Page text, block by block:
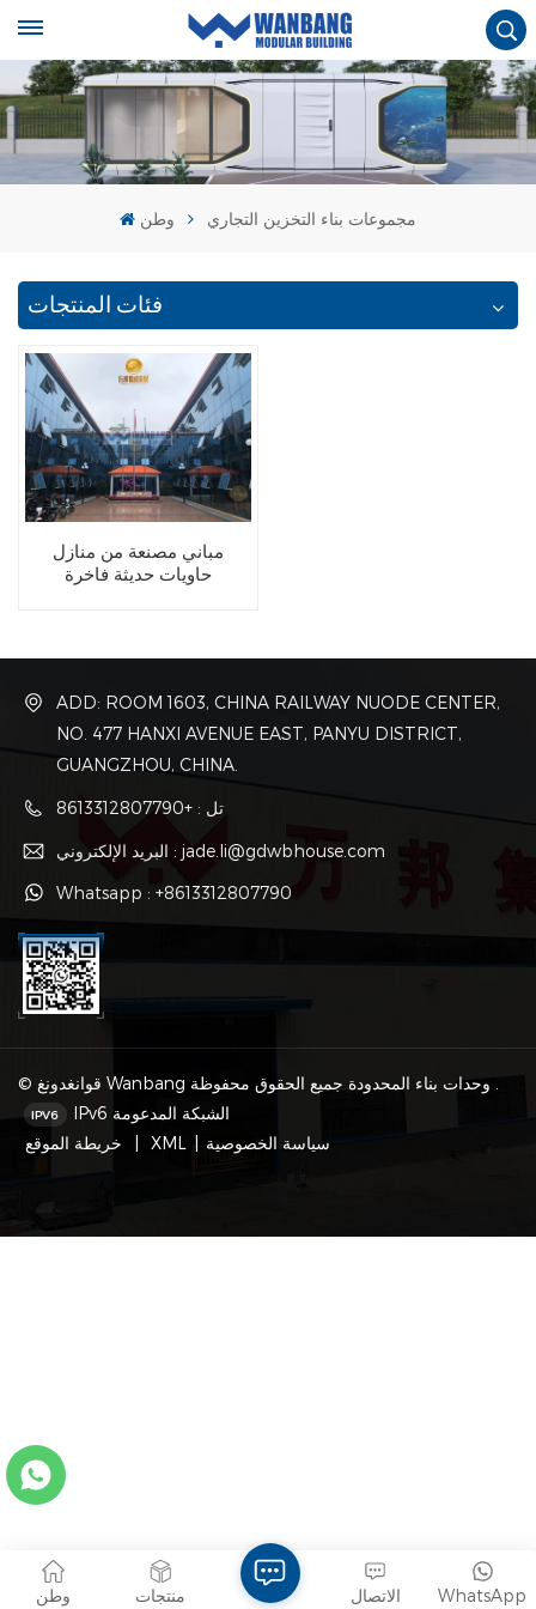
وطن مجموعات بناء التخزين التجاري
فئات المنتجات
مباني مصنعة من منازل
حاويات حديثة فاخرة
ADD: ROOM 1603, CHINA RAILWAY NUODE CENTER,
NO. 477 HANXI AVENUE EAST, PANYU DISTRICT,
GUANGZHOU, CHINA.
تل : +8613312807790
البريد الإلكتروني : jade.li@gdwbhouse.com
Whatsapp : +8613312807790
IPv6 الشبكة المدعومة
XML سياسة الخصوصية
وطن منتجات WhatsApp الاتصال